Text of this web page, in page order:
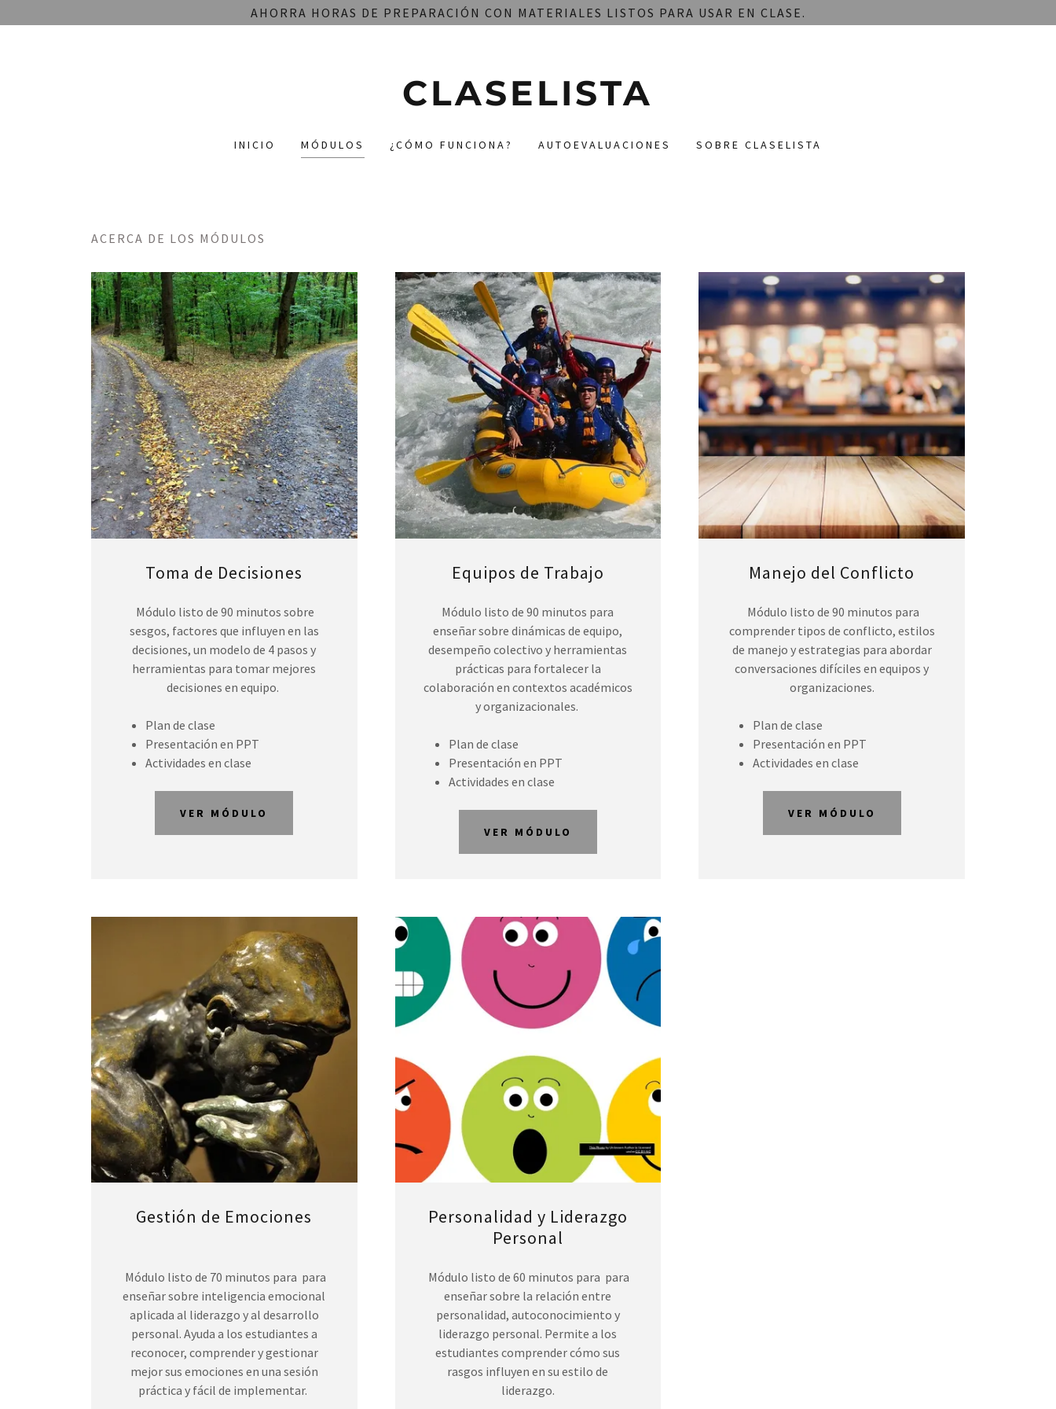
AHORRA HORAS DE PREPARACIÓN CON MATERIALES LISTOS PARA USAR EN CLASE.
CLASELISTA
INICIO MÓDULOS ¿CÓMO FUNCIONA? AUTOEVALUACIONES SOBRE CLASELISTA
ACERCA DE LOS MÓDULOS
Toma de Decisiones
Módulo listo de 90 minutos sobre
sesgos, factores que influyen en las
decisiones, un modelo de 4 pasos y
herramientas para tomar mejores
decisiones en equipo.
Plan de clase
Presentación en PPT
Actividades en clase
VER MÓDULO
Equipos de Trabajo
Módulo listo de 90 minutos para
enseñar sobre dinámicas de equipo,
desempeño colectivo y herramientas
prácticas para fortalecer la
colaboración en contextos académicos
y organizacionales.
Plan de clase
Presentación en PPT
Actividades en clase
VER MÓDULO
Manejo del Conflicto
Módulo listo de 90 minutos para
comprender tipos de conflicto, estilos
de manejo y estrategias para abordar
conversaciones difíciles en equipos y
organizaciones.
Plan de clase
Presentación en PPT
Actividades en clase
VER MÓDULO
Gestión de Emociones
Módulo listo de 70 minutos para para
enseñar sobre inteligencia emocional
aplicada al liderazgo y al desarrollo
personal. Ayuda a los estudiantes a
reconocer, comprender y gestionar
mejor sus emociones en una sesión
práctica y fácil de implementar.
Personalidad y Liderazgo
Personal
Módulo listo de 60 minutos para para
enseñar sobre la relación entre
personalidad, autoconocimiento y
liderazgo personal. Permite a los
estudiantes comprender cómo sus
rasgos influyen en su estilo de
liderazgo.